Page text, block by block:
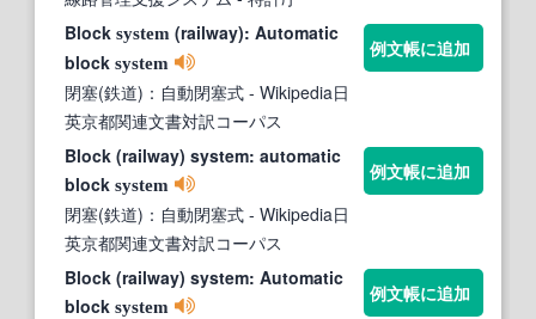
Block system (railway): Automatic
block system
閉塞(鉄道)：自動閉塞式 - Wikipedia日
英京都関連文書対訳コーパス
例文帳に追加
Block (railway) system: automatic
block system
閉塞(鉄道)：自動閉塞式 - Wikipedia日
英京都関連文書対訳コーパス
例文帳に追加
Block (railway) system: Automatic
block system
例文帳に追加